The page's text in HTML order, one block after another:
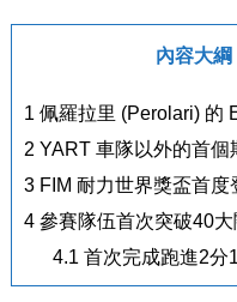
內容大綱
1 佩羅拉里 (Perolari) 的
2 YART 車隊以外的首個
3 FIM 耐力世界獎盃首度
4 參賽隊伍首次突破40大
4.1 首次完成跑進2分